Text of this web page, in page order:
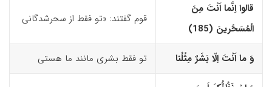
قالوا اِنَّما اَنْتَ مِنَ
الْمُسَحَّرینَ (185)‏
قوم گفتند: «تو فقط از سحرشدگانی
وَ ما اَنْتَ اِلّا بَشَرٌ مِثْلُنا تو فقط بشری مانند ما هستی